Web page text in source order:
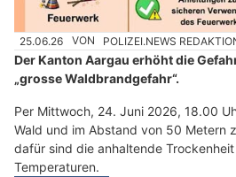
25.06.26 VON POLIZEI.NEWS
Der Kanton Aargau erhöht die
„grosse Waldbrandgefahr“.
Per Mittwoch, 24. Juni 2026, 18.00
Wald und im Abstand von 50 Metern
dafür sind die anhaltende
Temperaturen.